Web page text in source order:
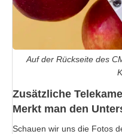
Auf der Rückseite des
Zusätzliche
Merkt man den
Schauen wir uns die Fotos